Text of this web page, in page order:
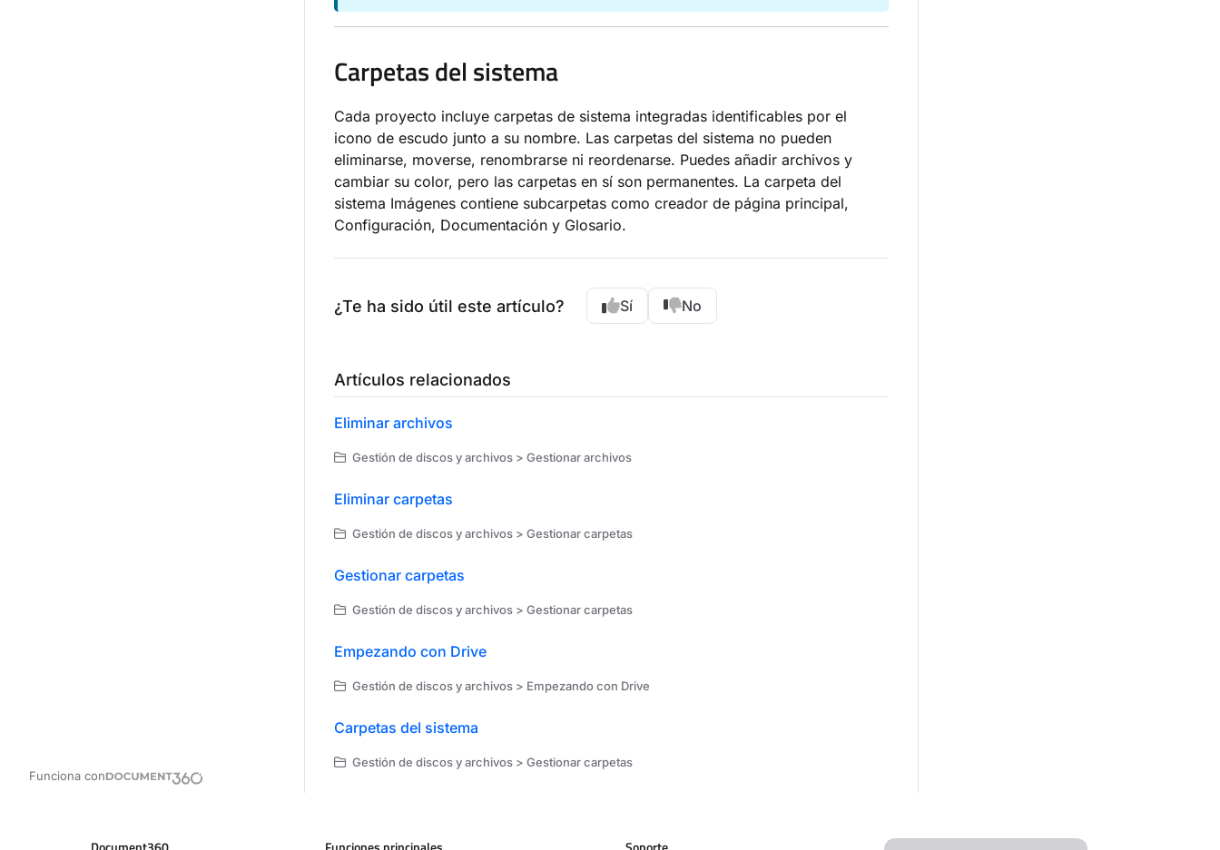
Funciona con
Carpetas del sistema
Cada proyecto incluye carpetas de sistema integradas identificables por el
icono de escudo junto a su nombre. Las carpetas del sistema no pueden
eliminarse, moverse, renombrarse ni reordenarse. Puedes añadir archivos y
cambiar su color, pero las carpetas en sí son permanentes. La carpeta del
sistema Imágenes contiene subcarpetas como creador de página principal,
Configuración, Documentación y Glosario.
¿Te ha sido útil este artículo? Sí No
Artículos relacionados
Eliminar archivos
Gestión de discos y archivos > Gestionar archivos
Eliminar carpetas
Gestión de discos y archivos > Gestionar carpetas
Gestionar carpetas
Gestión de discos y archivos > Gestionar carpetas
Empezando con Drive
Gestión de discos y archivos > Empezando con Drive
Carpetas del sistema
Gestión de discos y archivos > Gestionar carpetas